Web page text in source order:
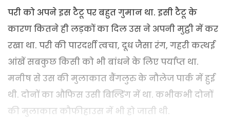
परी को अपने इस टैटू पर बहुत गुमान था. इसी टैटू के
कारण कितने ही लड़कों का दिल उस ने अपनी मुट्ठी में कर
रखा था. परी की पारदर्शी त्वचा, दूध जैसा रंग, गहरी कत्थई
आंखें सबकुछ किसी को भी बांधने के लिए पर्याप्त था.
मनीष से उस की मुलाकात बैंगलुरु के नौलेज पार्क में हुई
थी. दोनों का औफिस उसी बिल्डिंग में था. कभीकभी दोनों
की मुलाकात कौफीहाउस में भी हो जाती थी.